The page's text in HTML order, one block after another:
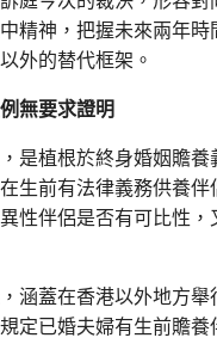
精神，把握未來兩年時
外的替代框架。
無要求證明
是植根於終身婚姻贍養
生前有法律義務供養伴
性伴侶是否有可比性，
涵蓋在香港以外地方舉
定已婚夫婦有生前贍